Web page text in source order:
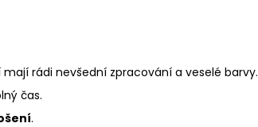
rádi nevšední zpracování a veselé barvy.
čas.
.